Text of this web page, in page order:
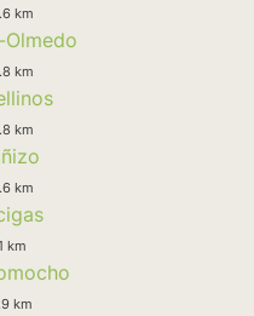
km
Olmedo
km
km
km
km
km